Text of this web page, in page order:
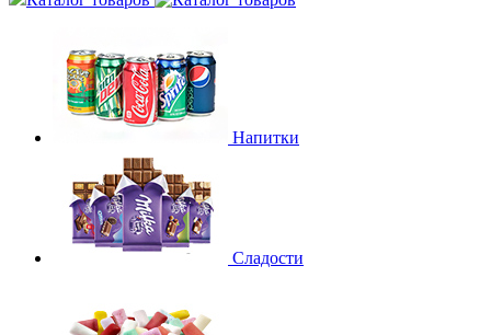
Напитки
Сладости